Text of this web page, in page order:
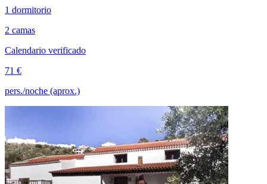
1 dormitorio
2 camas
Calendario verificado
71 €
pers./noche (aprox.)